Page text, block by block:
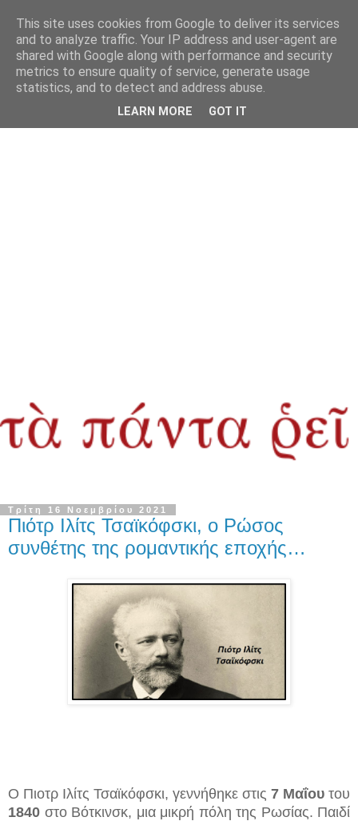
Τρίτη 16 Νοεμβρίου 2021
Πιότρ Ιλίτς Τσαϊκόφσκι, ο Ρώσος
συνθέτης της ρομαντικής εποχής…
Ο Πιοτρ Ιλίτς Τσαϊκόφσκι, γεννήθηκε στις 7 Μαΐου του
1840 στο Βότκινσκ, μια μικρή πόλη της Ρωσίας. Παιδί
This site uses cookies from Google to deliver its services
and to analyze traffic. Your IP address and user-agent are
shared with Google along with performance and security
metrics to ensure quality of service, generate usage
statistics, and to detect and address abuse.
LEARN MORE GOT IT